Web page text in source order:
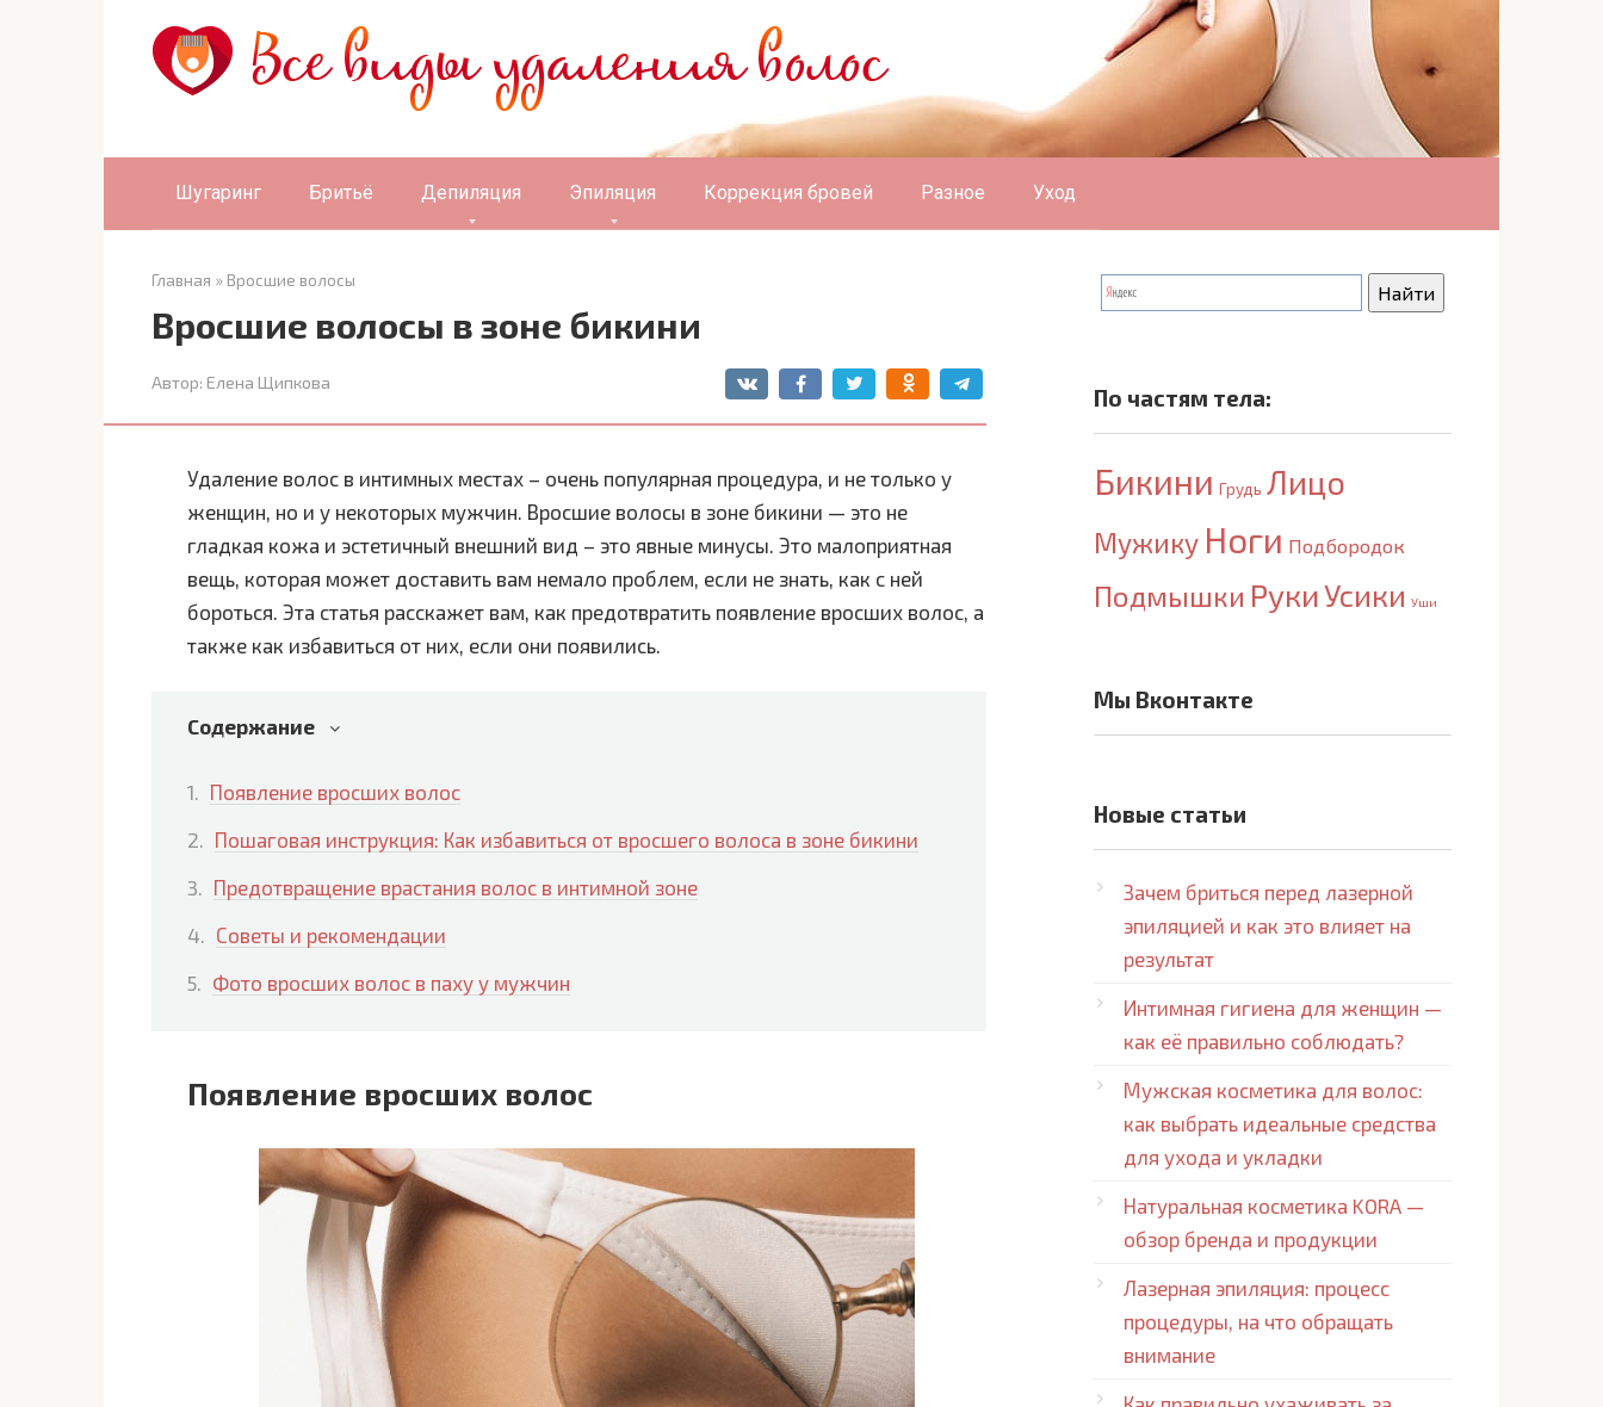
Шугаринг Бритьё Депиляция Эпиляция Коррекция бровей Разное Уход
Главная »Вросшие волосы
Вросшие волосы в зоне бикини
Автор: Елена Щипкова
Удаление волос в интимных местах – очень популярная процедура, и не только у
женщин, но и у некоторых мужчин. Вросшие волосы в зоне бикини — это не
гладкая кожа и эстетичный внешний вид – это явные минусы. Это малоприятная
вещь, которая может доставить вам немало проблем, если не знать, как с ней
бороться. Эта статья расскажет вам, как предотвратить появление вросших волос, а
также как избавиться от них, если они появились.
Содержание
Появление вросших волос
Пошаговая инструкция: Как избавиться от вросшего волоса в зоне бикини
Предотвращение врастания волос в интимной зоне
Советы и рекомендации
Фото вросших волос в паху у мужчин
Появление вросших волос
По частям тела:
Бикини Грудь Лицо
Мужику Ноги Подбородок
Подмышки РукиУсики Уши
Мы Вконтакте
Новые статьи
Зачем бриться перед лазерной
эпиляцией и как это влияет на
результат
Интимная гигиена для женщин —
как её правильно соблюдать?
Мужская косметика для волос:
как выбрать идеальные средства
для ухода и укладки
Натуральная косметика KORA —
обзор бренда и продукции
Лазерная эпиляция: процесс
процедуры, на что обращать
внимание